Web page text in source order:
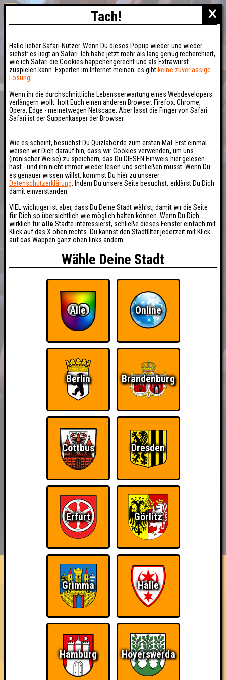
HIGHSCORE RESERVIERUNG
FAQ ÜBER UNS
Teil der Oberschicht
Belege den 3. Platz
~ Noch nicht erreicht ~
×
Tach!
Hallo lieber Safari-Nutzer. Wenn Du dieses Popup wieder und wieder
siehst: es liegt an Safari. Ich habe jetzt mehr als lang genug recherchiert,
wie ich Safari die Cookies häppchengerecht und als Extrawurst
zuspielen kann. Experten im Internet meinen: es gibt keine zuverlässige
Lösung
Wenn ihr die durchschnittliche Lebensserwartung eines Webdevelopers
verlängern wollt: holt Euch einen anderen Browser. Firefox, Chrome,
Opera, Edge - meinetwegen Netscape. Aber lasst die Finger von Safari.
Safari ist der Suppenkasper der Browser.
Wie es scheint, besuchst Du Quizlabor.de zum ersten Mal. Erst einmal
weisen wir Dich darauf hin, dass wir Cookies verwenden, um uns
(ironischer Weise) zu speichern, das Du DIESEN Hinweis hier gelesen
hast - und ihn nicht immer wieder lesen und schließen musst. Wenn Du
es genauer wissen willst, kommst Du hier zu unserer
Datenschutzerklärung . Indem Du unsere Seite besuchst, erklärst Du Dich
damit einverstanden.
VIEL wichtiger ist aber, dass Du Deine Stadt wählst, damit wir die Seite
für Dich so übersichtlich wie möglich halten können. Wenn Du Dich
wirklich füralle Städte interessierst, schließe dieses Fenster einfach mit
Klick auf das X oben rechts. Du kannst den Stadtfilter jederzeit mit Klick
auf das Wappen ganz oben links ändern:
Wähle Deine Stadt
Alle Online
Berlin Brandenburg
Cottbus Dresden
Erfurt Görlitz
Grimma Halle
Hamburg Hoyerswerda